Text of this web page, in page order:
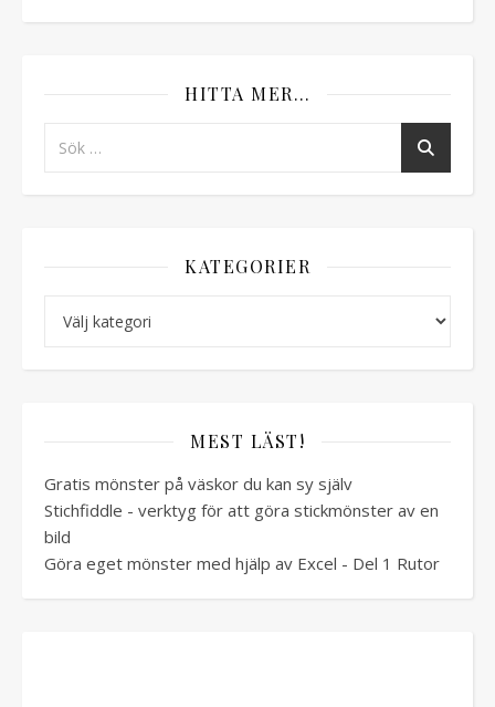
HITTA MER…
KATEGORIER
MEST LÄST!
Gratis mönster på väskor du kan sy själv
Stichfiddle - verktyg för att göra stickmönster av en
bild
Göra eget mönster med hjälp av Excel - Del 1 Rutor